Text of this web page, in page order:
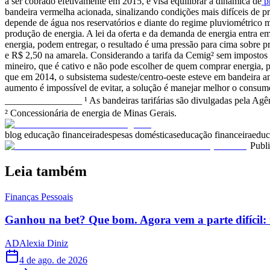
bandeira vermelha acionada, sinalizando condições mais difíceis de
depende de água nos reservatórios e diante do regime pluviométrico
produção de energia. A lei da oferta e da demanda de energia entra
energia, podem entregar, o resultado é uma pressão para cima sobre
e R$ 2,50 na amarela. Considerando a tarifa da Cemig² sem
mineiro, que é cativo e não pode escolher de quem comprar
que em 2014, o subsistema sudeste/centro-oeste esteve em
aumento é impossível de evitar, a solução é manejar melhor o
¹ As bandeiras tarifárias são divulgadas pela
² Concessionária de energia de Minas Gerais.
blog educação financeiradespesas domésticaseducação financeira
Leia também
Finanças Pessoais
Ganhou na bet? Que bom. Agora vem a parte difícil:
ADAlexia Diniz
4 de ago. de 2026